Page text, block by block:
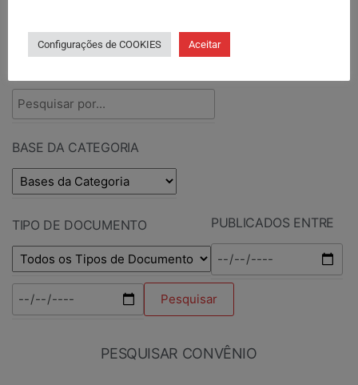
BASE DA CATEGORIA
TIPO DE DOCUMENTO PUBLICADOS ENTRE
PESQUISAR CONVÊNIO
Configurações de COOKIES Aceitar